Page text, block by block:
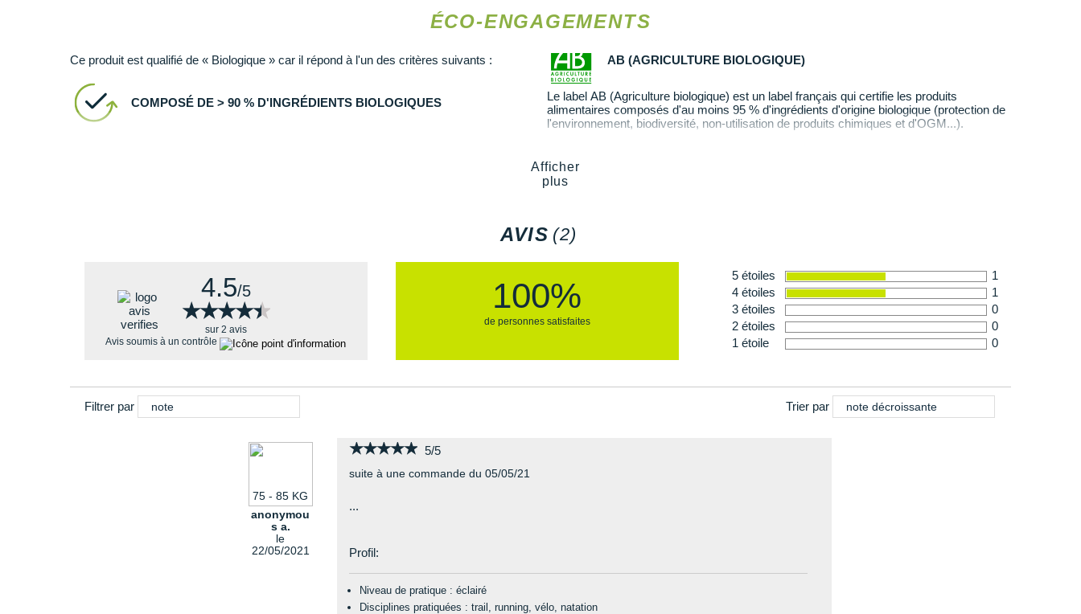
ÉCO-ENGAGEMENTS
Ce produit est qualifié de « Biologique » car il répond à l'un des critères suivants :
COMPOSÉ DE > 90 % D'INGRÉDIENTS BIOLOGIQUES
AB (AGRICULTURE BIOLOGIQUE)
Le label AB (Agriculture biologique) est un label français qui certifie les produits
alimentaires composés d'au moins 95 % d'ingrédients d'origine biologique (protection de
l'environnement, biodiversité, non-utilisation de produits chimiques et d'OGM...).
Afficher
plus
AVIS (2)
4.5/5
★★★★★
★★★★★
sur 2 avis
Avis soumis à un contrôle
100%
de personnes satisfaites
5 étoiles
1
4 étoiles
1
3 étoiles
0
2 étoiles
0
1 étoile
0
Filtrer par note Trier par note décroissante
75 - 85 KG
anonymou
s a.
le
22/05/2021
★★★★★
★★★★★ 5/5
suite à une commande du 05/05/21
...
Profil:
Niveau de pratique : éclairé
Disciplines pratiquées : trail, running, vélo, natation